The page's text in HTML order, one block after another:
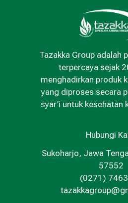
Tazakka Group adalah
terpercaya sejak
menghadirkan produk
yang diproses secara
syar’i untuk kesehatan
Hubungi
Sukoharjo, Jawa
57552
(0271)